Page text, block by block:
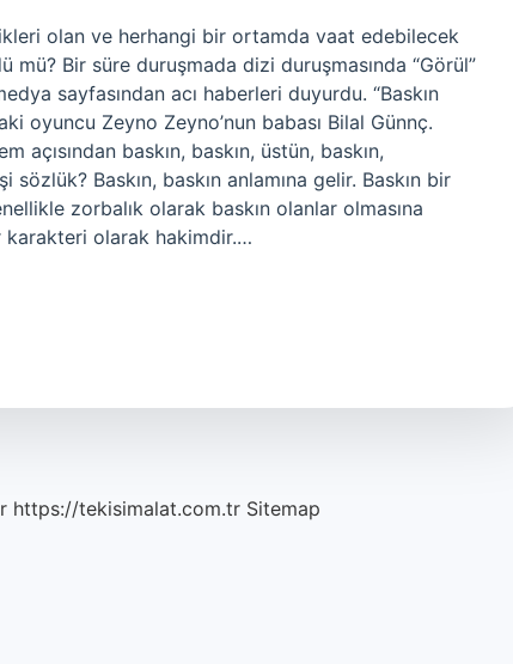
olan ve herhangi bir ortamda vaat edebilecek
Bir süre duruşmada dizi duruşmasında “Görül”
sayfasından acı haberleri duyurdu. “Baskın
oyuncu Zeyno Zeyno’nun babası Bilal Günnç.
baskın, baskın, üstün, baskın,
Baskın, baskın anlamına gelir. Baskın bir
zorbalık olarak baskın olanlar olmasına
olarak hakimdir.…
https://tekisimalat.com.tr Sitemap